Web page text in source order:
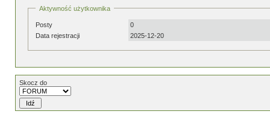
Aktywność użytkownika
Posty
0
Data rejestracji
2025-12-20
Skocz do